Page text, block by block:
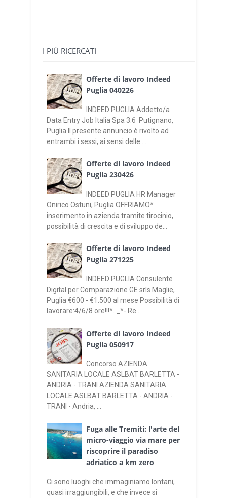
I PIÙ RICERCATI
Offerte di lavoro Indeed
Puglia 040226
INDEED PUGLIA Addetto/a
Data Entry Job Italia Spa 3.6 Putignano,
Puglia Il presente annuncio è rivolto ad
entrambi i sessi, ai sensi delle ...
Offerte di lavoro Indeed
Puglia 230426
INDEED PUGLIA HR Manager
Onirico Ostuni, Puglia OFFRIAMO*
inserimento in azienda tramite tirocinio,
possibilità di crescita e di sviluppo de...
Offerte di lavoro Indeed
Puglia 271225
INDEED PUGLIA Consulente
Digital per Comparazione GE srls Maglie,
Puglia €600 - €1.500 al mese Possibilità di
lavorare:4/6/8 ore!!!*. _*- Re...
Offerte di lavoro Indeed
Puglia 050917
Concorso AZIENDA
SANITARIA LOCALE ASLBAT BARLETTA -
ANDRIA - TRANI AZIENDA SANITARIA
LOCALE ASLBAT BARLETTA - ANDRIA -
TRANI - Andria, ...
Fuga alle Tremiti: l'arte del
micro-viaggio via mare per
riscoprire il paradiso
adriatico a km zero
Ci sono luoghi che immaginiamo lontani,
quasi irraggiungibili, e che invece si